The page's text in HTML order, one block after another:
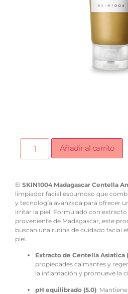
Añadir al carrito
El SKIN1004 Madagascar Centella
limpiador facial espumoso que
y tecnología avanzada para ofrecer
irritar la piel. Formulado con extracto
proveniente de Madagascar, este
buscan una rutina de cuidado facial
piel.
Extracto de Centella Asiatica
propiedades calmantes y
la inflamación y promueve la
pH equilibrado (5.0):